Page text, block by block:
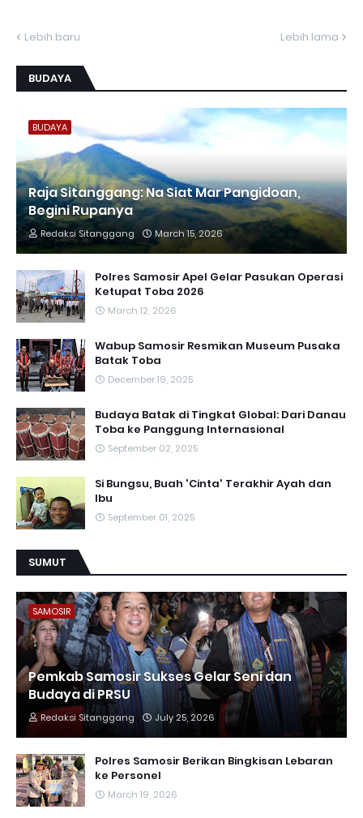
Lebih baru Lebih lama
BUDAYA
BUDAYA
Raja Sitanggang: Na Siat Mar Pangidoan,
Begini Rupanya
Redaksi Sitanggang March 15, 2026
Polres Samosir Apel Gelar Pasukan Operasi
Ketupat Toba 2026
March 12, 2026
Wabup Samosir Resmikan Museum Pusaka
Batak Toba
December 19, 2025
Budaya Batak di Tingkat Global: Dari Danau
Toba ke Panggung Internasional
September 02, 2025
Si Bungsu, Buah 'Cinta' Terakhir Ayah dan
Ibu
September 01, 2025
SUMUT
SAMOSIR
Pemkab Samosir Sukses Gelar Seni dan
Budaya di PRSU
Redaksi Sitanggang July 25, 2026
Polres Samosir Berikan Bingkisan Lebaran
ke Personel
March 19, 2026